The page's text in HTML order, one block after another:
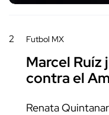
2 Futbol MX
Marcel Ruíz
contra el
Renata Quintanar